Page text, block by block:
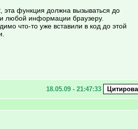
, эта функция должна вызываться до
любой информации браузеру.
что-то уже вставили в код до этой
18.05.09 - 21:47:33